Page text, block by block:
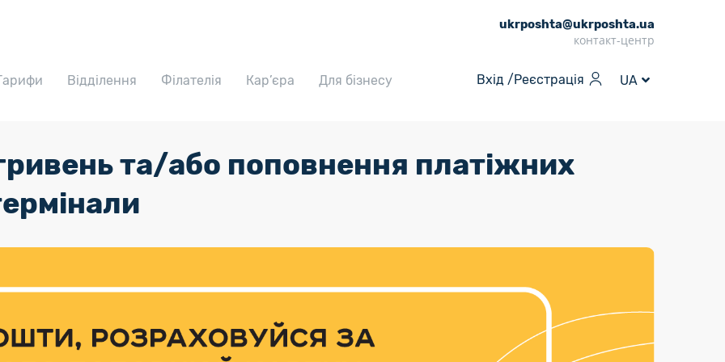
ukrposhta@ukrposhta.ua
контакт-центр
Відділення Філателія Кар’єра Для бізнесу Вхід /Реєстрація UA
та/або поповнення платіжних